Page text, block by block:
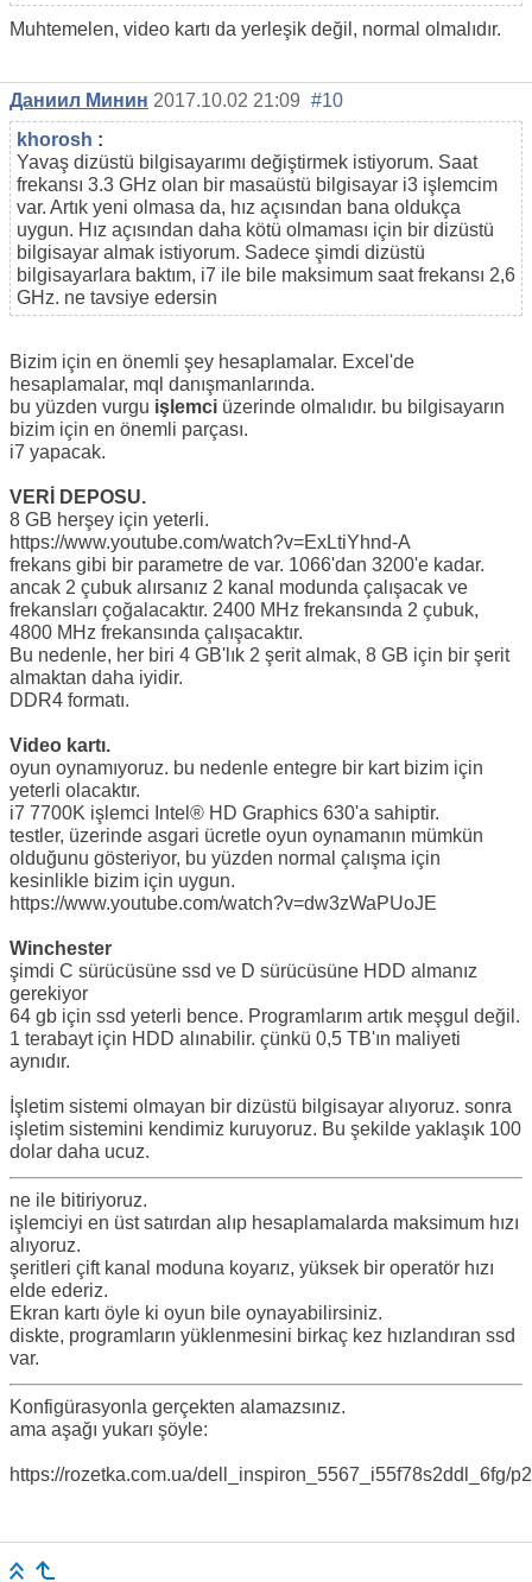
Muhtemelen, video kartı da yerleşik değil, normal olmalıdır.
Даниил Минин 2017.10.02 21:09 #10
khorosh :
Yavaş dizüstü bilgisayarımı değiştirmek istiyorum. Saat
frekansı 3.3 GHz olan bir masaüstü bilgisayar i3 işlemcim
var. Artık yeni olmasa da, hız açısından bana oldukça
uygun. Hız açısından daha kötü olmaması için bir dizüstü
bilgisayar almak istiyorum. Sadece şimdi dizüstü
bilgisayarlara baktım, i7 ile bile maksimum saat frekansı 2,6
GHz. ne tavsiye edersin
Bizim için en önemli şey hesaplamalar. Excel'de
hesaplamalar, mql danışmanlarında.
bu yüzden vurgu işlemci üzerinde olmalıdır. bu bilgisayarın
bizim için en önemli parçası.
i7 yapacak.
VERİ DEPOSU.
8 GB herşey için yeterli.
https://www.youtube.com/watch?v=ExLtiYhnd-A
frekans gibi bir parametre de var. 1066'dan 3200'e kadar.
ancak 2 çubuk alırsanız 2 kanal modunda çalışacak ve
frekansları çoğalacaktır. 2400 MHz frekansında 2 çubuk,
4800 MHz frekansında çalışacaktır.
Bu nedenle, her biri 4 GB'lık 2 şerit almak, 8 GB için bir şerit
almaktan daha iyidir.
DDR4 formatı.
Video kartı.
oyun oynamıyoruz. bu nedenle entegre bir kart bizim için
yeterli olacaktır.
i7 7700K işlemci Intel® HD Graphics 630'a sahiptir.
testler, üzerinde asgari ücretle oyun oynamanın mümkün
olduğunu gösteriyor, bu yüzden normal çalışma için
kesinlikle bizim için uygun.
https://www.youtube.com/watch?v=dw3zWaPUoJE
Winchester
şimdi C sürücüsüne ssd ve D sürücüsüne HDD almanız
gerekiyor
64 gb için ssd yeterli bence. Programlarım artık meşgul değil.
1 terabayt için HDD alınabilir. çünkü 0,5 TB'ın maliyeti
aynıdır.
İşletim sistemi olmayan bir dizüstü bilgisayar alıyoruz. sonra
işletim sistemini kendimiz kuruyoruz. Bu şekilde yaklaşık 100
dolar daha ucuz.
ne ile bitiriyoruz.
işlemciyi en üst satırdan alıp hesaplamalarda maksimum hızı
alıyoruz.
şeritleri çift kanal moduna koyarız, yüksek bir operatör hızı
elde ederiz.
Ekran kartı öyle ki oyun bile oynayabilirsiniz.
diskte, programların yüklenmesini birkaç kez hızlandıran ssd
var.
Konfigürasyonla gerçekten alamazsınız.
ama aşağı yukarı şöyle:
https://rozetka.com.ua/dell_inspiron_5567_i55f78s2ddl_6fg/